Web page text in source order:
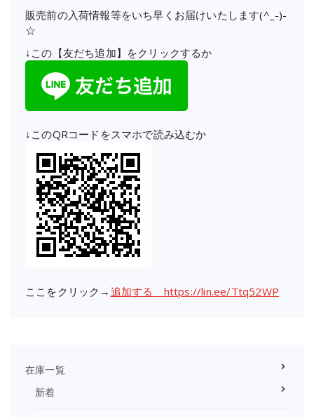
販売前の入荷情報等をいち早くお届けいたします(^_-)-
☆
↓この【友だち追加】をクリックするか
↓このQRコードをスマホで読み込むか
ここをクリック→ 追加する https://lin.ee/Ttq52WP
在庫一覧
新着